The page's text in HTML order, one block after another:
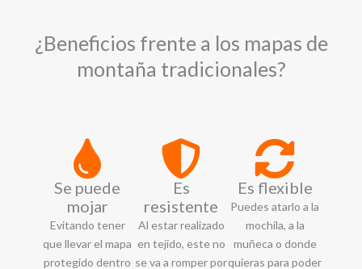
¿Beneficios frente a los mapas de
montaña tradicionales?
Se puede
mojar
Evitando tener
que llevar el mapa
protegido dentro
Es
resistente
Al estar realizado
en tejido, este no
se va a romper por
Es flexible
Puedes atarlo a la
mochila, a la
muñeca o donde
quieras para poder